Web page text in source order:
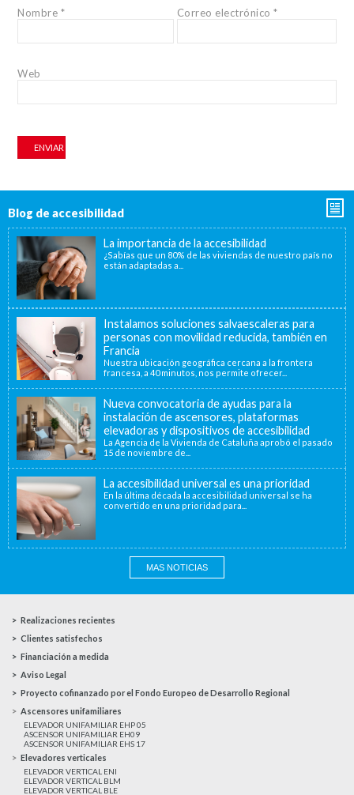
Nombre * Correo electrónico*
Web
Blog de accesibilidad
La importancia de la accesibilidad
¿Sabías que un 80% de las viviendas de nuestro país no
están adaptadas a...
Instalamos soluciones salvaescaleras para
personas con movilidad reducida, también en
Francia
Nuestra ubicación geográfica cercana a la frontera
francesa, a 40 minutos, nos permite ofrecer...
Nueva convocatoria de ayudas para la
instalación de ascensores, plataformas
elevadoras y dispositivos de accesibilidad
La Agencia de la Vivienda de Cataluña aprobó el pasado
15 de noviembre de...
La accesibilidad universal es una prioridad
En la última década la accesibilidad universal se ha
convertido en una prioridad para...
MAS NOTICIAS
Realizaciones recientes
Clientes satisfechos
Financiación a medida
Aviso Legal
Proyecto cofinanzado por el Fondo Europeo de Desarrollo Regional
Ascensores unifamiliares
ELEVADOR UNIFAMILIAR EHP 05
ASCENSOR UNIFAMILIAR EH09
ASCENSOR UNIFAMILIAR EHS 17
Elevadores verticales
ELEVADOR VERTICAL ENI
ELEVADOR VERTICAL BLM
ELEVADOR VERTICAL BLE